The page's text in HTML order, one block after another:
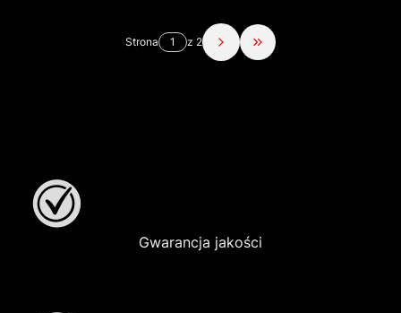
Strona z 2 Przejdź do ostatniej
Gwarancja jakości